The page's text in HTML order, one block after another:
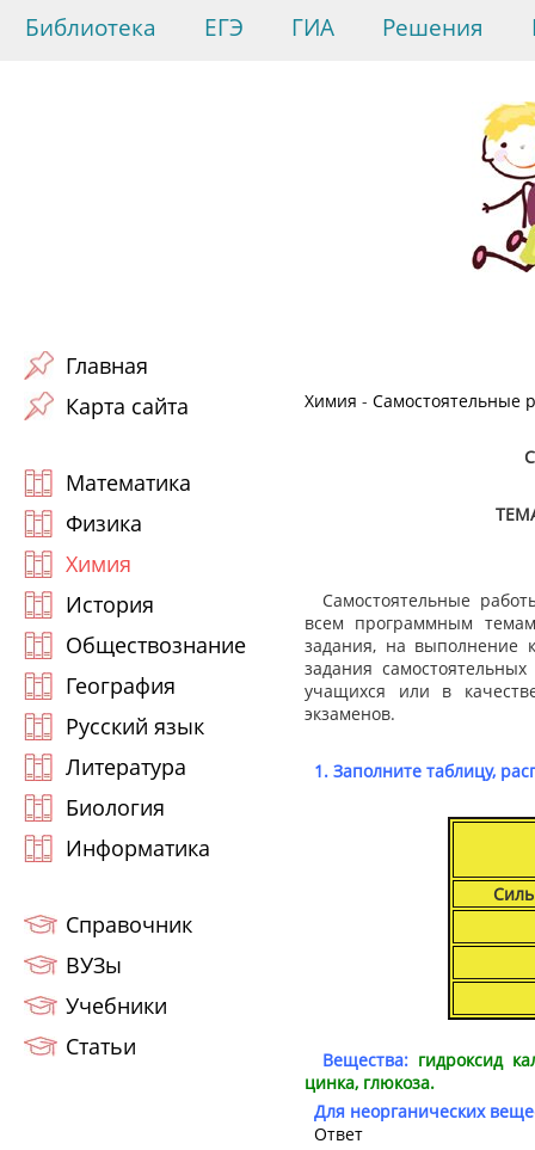
Библиотека ЕГЭ ГИА Решения
Главная
Карта сайта
Математика
Физика
Химия
История
Обществознание
География
Русский язык
Литература
Биология
Информатика
Справочник
ВУЗы
Учебники
Статьи
Химия - Самостоятельные
Самостоятельные
всем программным
задания, на выполнение
задания
учащихся или в
экзаменов.
1. Заполните таблицу,
Вещества: гидроксид
цинка, глюкоза.
Для неорганических
Ответ